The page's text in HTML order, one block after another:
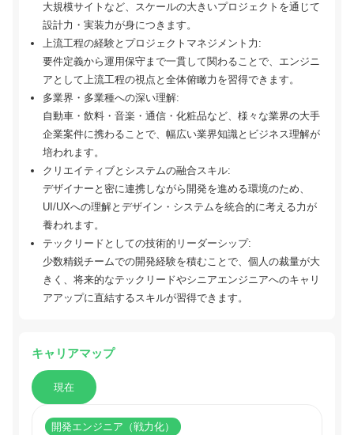
大規模サイトなど、スケールの大きいプロジェクトを通じて
設計力・実装力が身につきます。
上流工程の経験とプロジェクトマネジメント力:
要件定義から運用保守まで一貫して関わることで、エンジニ
アとして上流工程の視点と全体俯瞰力を習得できます。
多業界・多業種への深い理解:
自動車・飲料・音楽・通信・化粧品など、様々な業界の大手
企業案件に携わることで、幅広い業界知識とビジネス理解が
培われます。
クリエイティブとシステムの融合スキル:
デザイナーと密に連携しながら開発を進める環境のため、
UI/UXへの理解とデザイン・システムを統合的に考える力が
養われます。
テックリードとしての技術的リーダーシップ:
少数精鋭チームでの開発経験を積むことで、個人の裁量が大
きく、将来的なテックリードやシニアエンジニアへのキャリ
アアップに直結するスキルが習得できます。
キャリアマップ
現在
開発エンジニア（戦力化）